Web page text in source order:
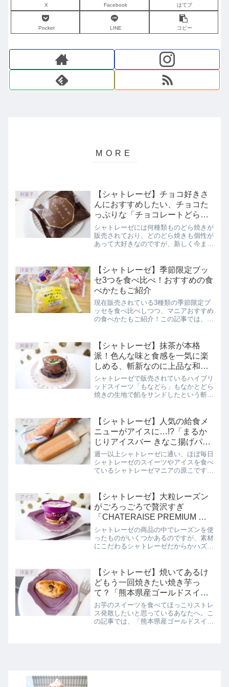
X Facebook はてブ
Pocket LINE コピー
和菓子
【シャトレーゼ】チョコ好きさ
んにおすすめしたい、チョコた
っぷりな「チョコレートどらや
き」
シャトレーゼには何種類ものどら焼きが
販売されており、どのどら焼きも個性が
あって大好きなのですが、新しく今まで
ーゼ「チョコレートどらやき」を正直に
レビューしています。
洋菓子
【シャトレーゼ】季節限定ブッ
セ3つを食べ比べ！おすすめの食
べかたもご紹介
現在販売されている3種類の季節限定ブ
ッセを食べ比べしつつ、マニアおすすめ
の食べかたもご紹介！この記事では、シ
ッセ」を正直にレビューしています。
和菓子
【シャトレーゼ】抹茶が本格
派！色んな味と食感を一気に楽
しめる、斬新なのに上品な和菓
子「もなどら 抹茶」
シャトレーゼで販売されているハイブリ
ッドスイーツ「もなどら」もなかとどら
焼きの生地で餡をサンドしたという斬新
場しました。この記事で「もなどら 抹
茶」を正直にレビューしています。
アイス
【シャトレーゼ】人気の給食メ
ニューがアイスに…!?「まるか
じりアイスバー きなこ揚げパン
風」
週一以上シャトレーゼに通い、ほぼ毎日
シャトレーゼのスイーツやアイスを食べ
ているシャトレーゼマニアの原こです。
家の1歳児が2歳にレベルアップしま
す。（現在お熱）シャトレー...
アイス
【シャトレーゼ】大粒レーズン
がごろっごろで贅沢すぎ
「CHATERAISE PREMIUM 北
海道発酵バター＆ラムレーズ
ン」
シャトレーゼの商品の中でレーズンを使
ったものがいくつかあるのですが、素材
にこだわるシャトレーゼだからかハズレ
ズンを使用した贅沢アイス
「CHATERAISE PREMIUM 北海道発酵
バター＆ラムレーズン」を正直にレビュ
ーしています。
洋菓子
【シャトレーゼ】焼いてあるけ
どもう一回焼きたい焼き芋っ
て？「熊本県産ゴールドスイー
ト 焼き芋パイ」
お芋のスイーツを食べてほっこりストレ
ス発散したいと思っているあなたへ。こ
の記事では、「熊本県産ゴールドスイー